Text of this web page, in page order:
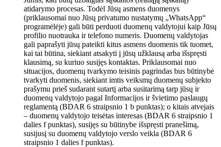
atidarymo procesas. Todėl Jūsų asmens duomenys
(priklausomai nuo Jūsų privatumo nustatymų „WhatsApp“
programėlėje) gali būti perduoti duomenų valdytojui kaip Jūsų
profilio nuotrauka ir telefono numeris. Duomenų valdytojas
gali paprašyti jūsų pateikti kitus asmens duomenis tik tuomet,
kai tai būtina, siekiant atsakyti į jūsų užklausą arba išspręsti
klausimą, su kuriuo susijęs kontaktas. Priklausomai nuo
situacijos, duomenų tvarkymo teisinis pagrindas bus būtinybė
tvarkyti duomenis, siekiant imtis veiksmų duomenų subjekto
prašymu prieš sudarant sutartį arba susitarimą tarp jūsų ir
duomenų valdytojo pagal Informacijos ir švietimo paslaugų
reglamentą (BDAR 6 straipsnio 1 b punktas); o kitais atvejais
– duomenų valdytojo teisėtas interesas (BDAR 6 straipsnio 1
dalies f punktas), susijęs su būtinybe išspręsti pranešimą,
susijusį su duomenų valdytojo verslo veikla (BDAR 6
straipsnio 1 dalies f punktas).